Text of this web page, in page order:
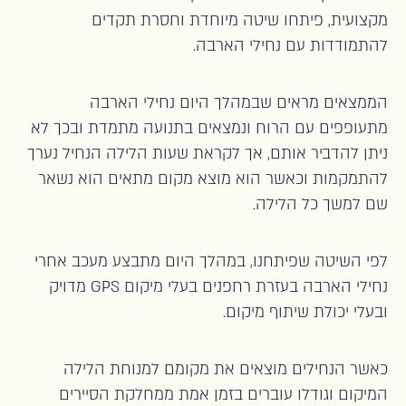
מקצועית, פיתחו שיטה מיוחדת וחסרת תקדים
להתמודדות עם נחילי הארבה.
הממצאים מראים שבמהלך היום נחילי הארבה
מתעופפים עם הרוח ונמצאים בתנועה מתמדת ובכך לא
ניתן להדביר אותם, אך לקראת שעות הלילה הנחיל נערך
להתמקמות וכאשר הוא מוצא מקום מתאים הוא נשאר
שם למשך כל הלילה.
לפי השיטה שפיתחנו, במהלך היום מתבצע מעכב אחרי
נחילי הארבה בעזרת רחפנים בעלי מיקום GPS מדויק
ובעלי יכולת שיתוף מיקום.
כאשר הנחילים מוצאים את מקומם למנוחת הלילה
המיקום וגודלו עוברים בזמן אמת ממחלקת הסיירים